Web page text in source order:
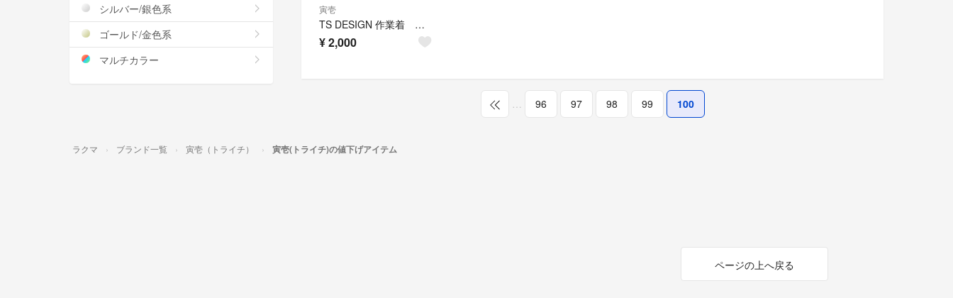
寅壱
TS DESIGN 作業着 下 S
¥2,000
96 97 98 99 100
シルバー/銀色系
ゴールド/金色系
マルチカラー
ラクマ ブランド一覧 寅壱（トライチ） 寅壱(トライチ)の値下げアイテム
ページの上へ戻る